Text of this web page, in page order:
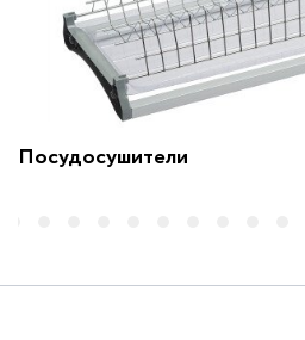
Посудосушители